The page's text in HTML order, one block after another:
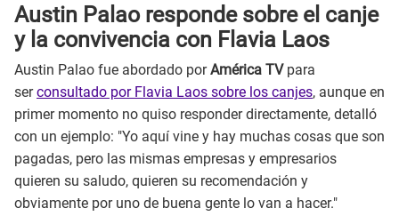
Austin Palao responde sobre el canje
y la convivencia con Flavia Laos
Austin Palao fue abordado porAmérica TV para
serconsultado por Flavia Laos sobre los canjes, aunque en
primer momento no quiso responder directamente, detalló
con un ejemplo: "Yo aquí vine y hay muchas cosas que son
pagadas, pero las mismas empresas y empresarios
quieren su saludo, quieren su recomendación y
obviamente por uno de buena gente lo van a hacer."